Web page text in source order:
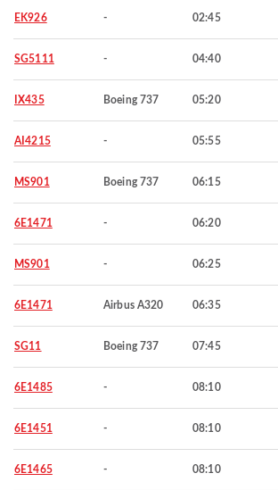
EK926 - 02:45
SG5111 - 04:40
IX435 Boeing 737 05:20
AI4215 - 05:55
MS901 Boeing 737 06:15
6E1471 - 06:20
MS901 - 06:25
6E1471 Airbus A320 06:35
SG11 Boeing 737 07:45
6E1485 - 08:10
6E1451 - 08:10
6E1465 - 08:10